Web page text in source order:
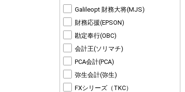
Galileopt 財務大将(MJS)
財務応援(EPSON)
勘定奉行(OBC)
会計王(ソリマチ)
PCA会計(PCA)
弥生会計(弥生)
FXシリーズ（TKC）